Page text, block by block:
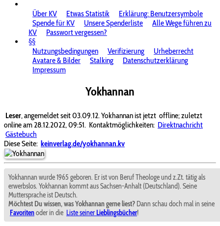
Über KV
Etwas Statistik
Erklärung: Benutzersymbole
Spende für KV
Unsere Spenderliste
Alle Wege führen zu
KV
Passwort vergessen?
§§
Nutzungsbedingungen
Verifizierung
Urheberrecht
Avatare & Bilder
Stalking
Datenschutzerklärung
Impressum
Yokhannan
Leser, angemeldet seit 03.09.12. Yokhannan ist jetzt offline; zuletzt
online am 28.12.2022, 09:51. Kontaktmöglichkeiten: Direktnachricht
Gästebuch
Diese Seite: keinverlag.de/yokhannan.kv
Yokhannan wurde 1965 geboren. Er ist von Beruf Theologe und z.Zt. tätig als
erwerbslos. Yokhannan kommt aus Sachsen-Anhalt (Deutschland). Seine
Muttersprache ist Deutsch.
Möchtest Du wissen, was Yokhannan gerne liest? Dann schau doch mal in seine
Favoritenoder in die Liste seiner Lieblingsbücher!